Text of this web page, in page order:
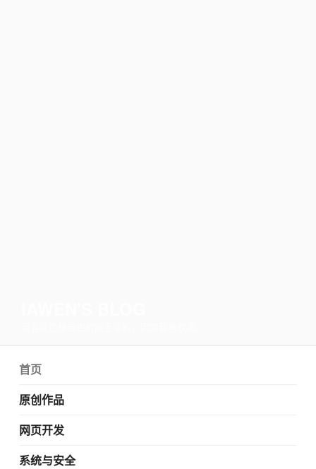
首页
原创作品
网页开发
系统与安全